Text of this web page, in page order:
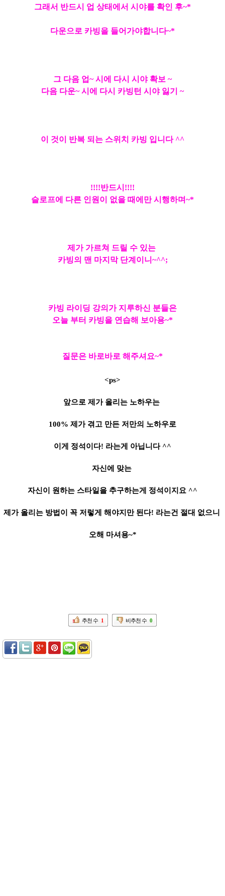
그래서 반드시 업 상태에서 시야를 확인 후~*
다운으로 카빙을 들어가야합니다~*
그 다음 업~ 시에 다시 시야 확보 ~
다음 다운~ 시에 다시 카빙턴 시야 잃기 ~
이 것이 반복 되는 스위치 카빙 입니다 ^^
!!!!반드시!!!!
슬로프에 다른 인원이 없을 때에만 시행하며~*
제가 가르쳐 드릴 수 있는
카빙의 맨 마지막 단계이니~^^;
카빙 라이딩 강의가 지루하신 분들은
오늘 부터 카빙을 연습해 보아용~*
질문은 바로바로 해주셔요~*
<ps>
앞으로 제가 올리는 노하우는
100% 제가 겪고 만든 저만의 노하우로
이게 정석이다! 라는게 아닙니다 ^^
자신에 맞는
자신이 원하는 스타일을 추구하는게 정석이지요 ^^
제가 올리는 방법이 꼭 저렇게 해야지만 된다! 라는건 절대 없으니
오해 마셔용~*
추천 수 1 비추천 수 0